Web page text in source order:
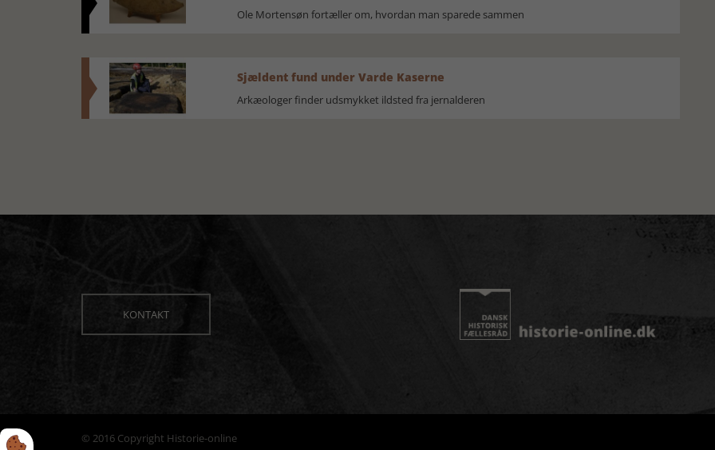
Ole Mortensøn fortæller om, hvordan man sparede sammen
Sjældent fund under Varde Kaserne
Arkæologer finder udsmykket ildsted fra jernalderen
KONTAKT
© 2016 Copyright Historie-online